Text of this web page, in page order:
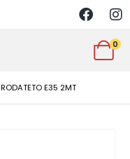
0
RODATETO E35 2MT